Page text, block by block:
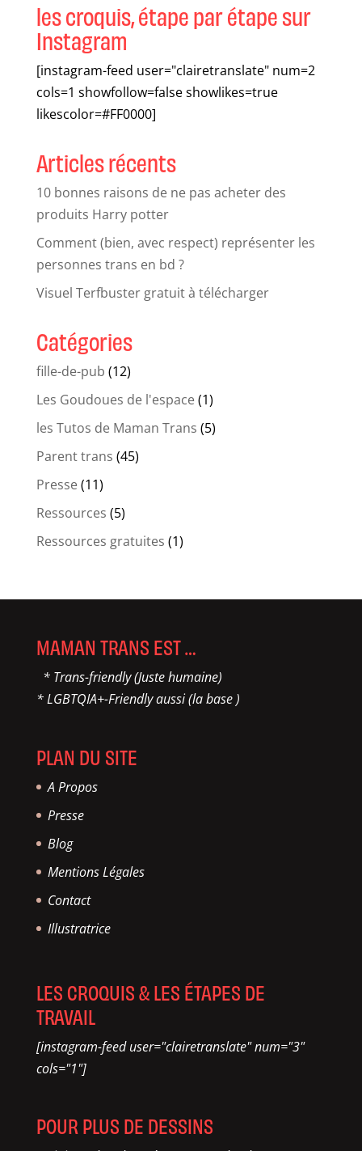
les croquis, étape par étape sur
Instagram
[instagram-feed user="clairetranslate" num=2
cols=1 showfollow=false showlikes=true
likescolor=#FF0000]
Articles récents
10 bonnes raisons de ne pas acheter des
produits Harry potter
Comment (bien, avec respect) représenter les
personnes trans en bd ?
Visuel Terfbuster gratuit à télécharger
Catégories
fille-de-pub (12)
Les Goudoues de l'espace(1)
les Tutos de Maman Trans (5)
Parent trans (45)
Presse(11)
Ressources (5)
Ressources gratuites (1)
MAMAN TRANS EST …
* Trans-friendly (Juste humaine)
* LGBTQIA+-Friendly aussi (la base )
PLAN DU SITE
A Propos
Presse
Blog
Mentions Légales
Contact
Illustratrice
LES CROQUIS & LES ÉTAPES DE
TRAVAIL
[instagram-feed user="clairetranslate" num="3"
cols="1"]
POUR PLUS DE DESSINS